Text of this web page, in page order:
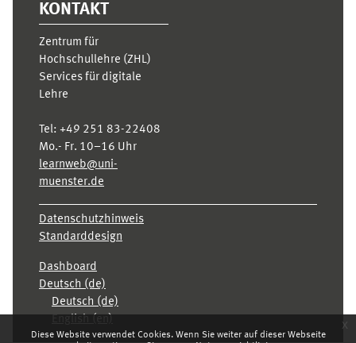
Diese Website verwendet Cookies. Wenn Sie weiter auf dieser Webseite
x
KONTAKT
Zentrum für
Hochschullehre (ZHL)
Services für digitale
Lehre
Tel: +49 251 83-22408
Mo.- Fr. 10–16 Uhr
learnweb@uni-
muenster.de
Datenschutzhinweis
Standarddesign
Dashboard
Deutsch ‎(de)‎
Deutsch ‎(de)‎